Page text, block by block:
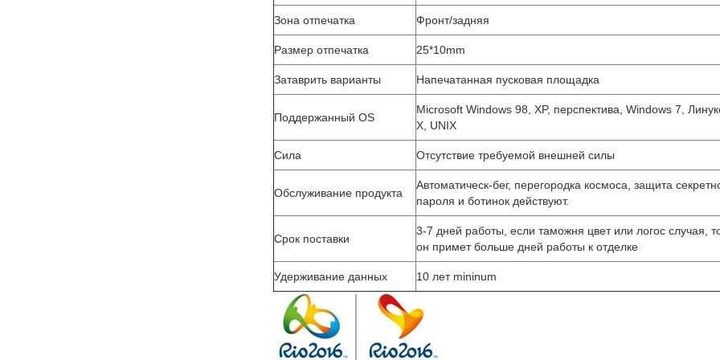
Зона отпечатка Фронт/задняя
Размер отпечатка 25*10mm
Затаврить варианты Напечатанная пусковая площадка
Поддержанный OS
Microsoft Windows 98, XP, перспектива, Windows 7,
X, UNIX
Сила Отсутствие требуемой внешней силы
Обслуживание продукта
Автоматическ-бег, перегородка космоса, защита
пароля и ботинок действуют.
Срок поставки
3-7 дней работы, если таможня цвет или логос случая,
он примет больше дней работы к отделке
Удерживание данных 10 лет mininum